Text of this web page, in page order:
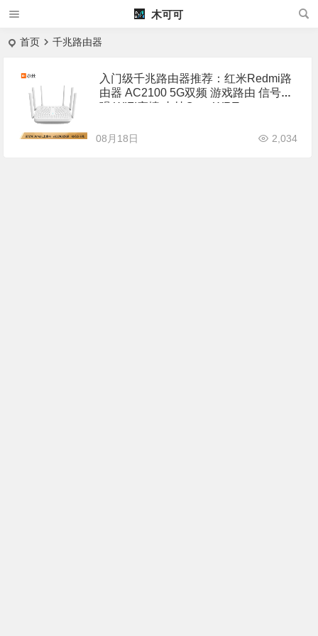
木可可
首页 千兆路由器
入门级千兆路由器推荐：红米Redmi路
由器 AC2100 5G双频 游戏路由 信号增
强 WIFI穿墙 支持OpenWRT
08月18日 2,034